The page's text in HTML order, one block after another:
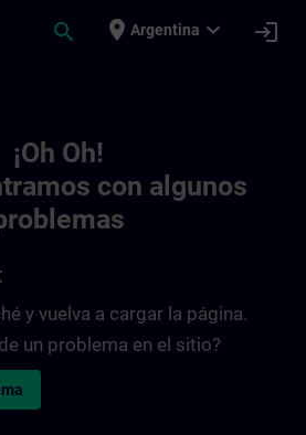
search place Argentina expand_more login
¡Oh Oh!
con algunos
y vuelva a cargar la página.
un problema en el sitio?